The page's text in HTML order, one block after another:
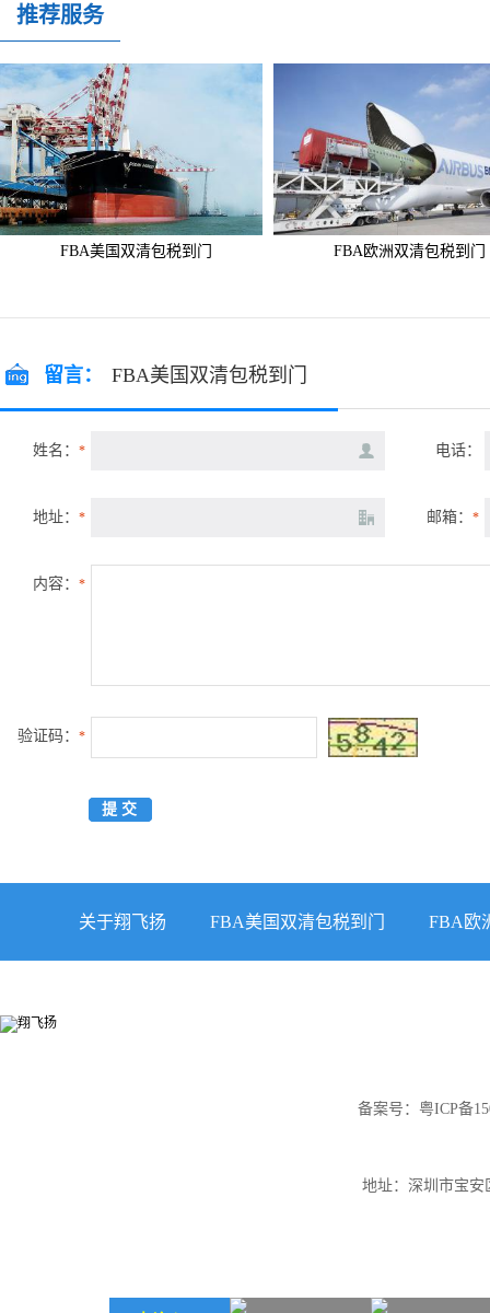
推荐服务
FBA美国双清包税到门 FBA欧洲双清包税到门
留言： FBA美国双清包税到门
姓名： * 电话：
地址： * 邮箱： *
内容： *
验证码： *
关于翔飞扬 FBA美国双清包税到门 FBA欧
备案号： 粤ICP备
地址：深圳市宝安